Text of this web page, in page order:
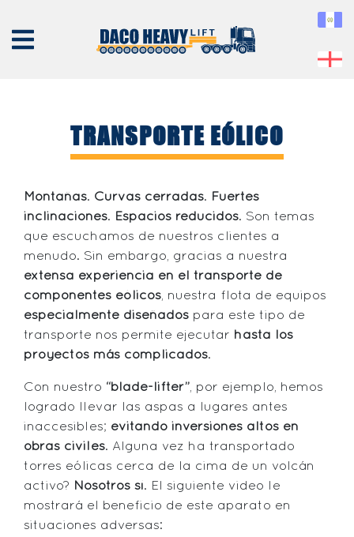
EQUIPO
PROYECTOS
CONTÁCTENOS
TRANSPORTE EÓLICO
Montañas. Curvas cerradas. Fuertes
inclinaciones. Espacios reducidos. Son temas
que escuchamos de nuestros clientes a
menudo. Sin embargo, gracias a nuestra
extensa experiencia en el transporte de
componentes eólicos, nuestra flota de equipos
especialmente diseñados para este tipo de
transporte nos permite ejecutar hasta los
proyectos más complicados.
Con nuestro “blade-lifter”, por ejemplo, hemos
logrado llevar las aspas a lugares antes
inaccesibles; evitando inversiones altos en
obras civiles. Alguna vez ha transportado
torres eólicas cerca de la cima de un volcán
activo? Nosotros sí. El siguiente video le
mostrará el beneficio de este aparato en
situaciones adversas: